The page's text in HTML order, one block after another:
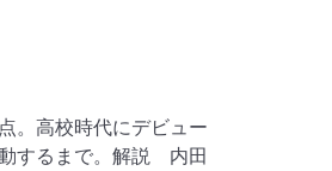
。高校時代にデビュー
するまで。解説 内田